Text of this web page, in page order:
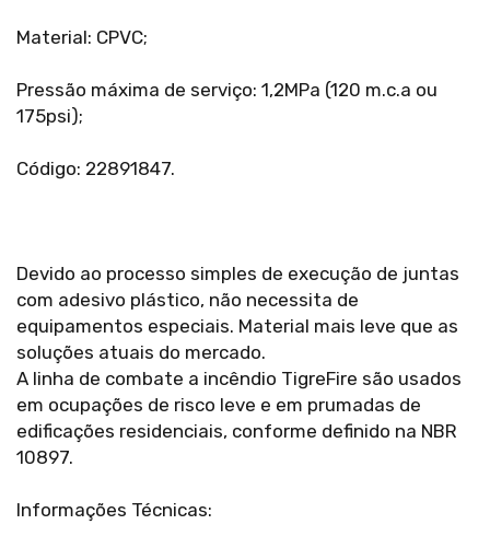
Material: CPVC;
Pressão máxima de serviço: 1,2MPa (120 m.c.a ou
175psi);
Código: 22891847.
Devido ao processo simples de execução de juntas
com adesivo plástico, não necessita de
equipamentos especiais. Material mais leve que as
soluções atuais do mercado.
A linha de combate a incêndio TigreFire são usados
em ocupações de risco leve e em prumadas de
edificações residenciais, conforme definido na NBR
10897.
Informações Técnicas: